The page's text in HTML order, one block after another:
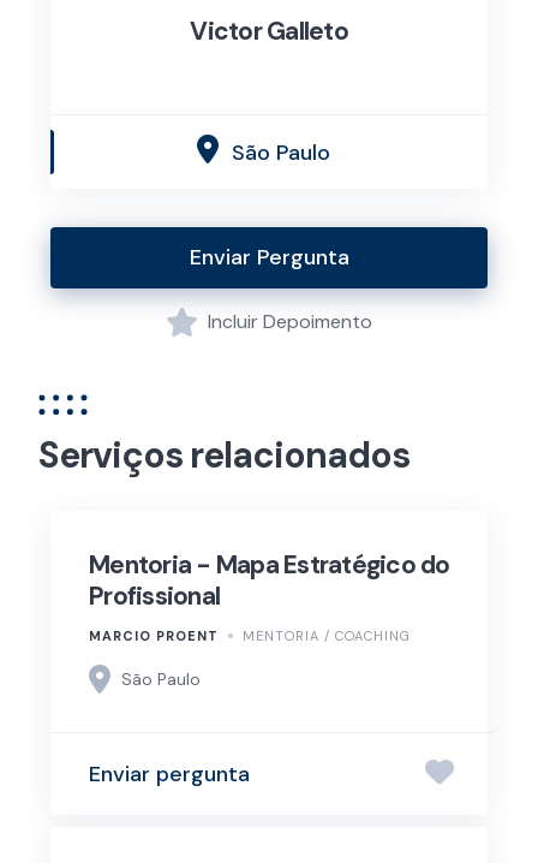
Victor Galleto
São Paulo
Enviar Pergunta
Incluir Depoimento
Serviços relacionados
Mentoria - Mapa Estratégico do
Profissional
MARCIO PROENT MENTORIA / COACHING
São Paulo
Enviar pergunta